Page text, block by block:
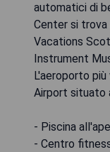
automatici di
Center si trova
Vacations
Instrument
L'aeroporto
Airport situato
- Piscina
- Centro